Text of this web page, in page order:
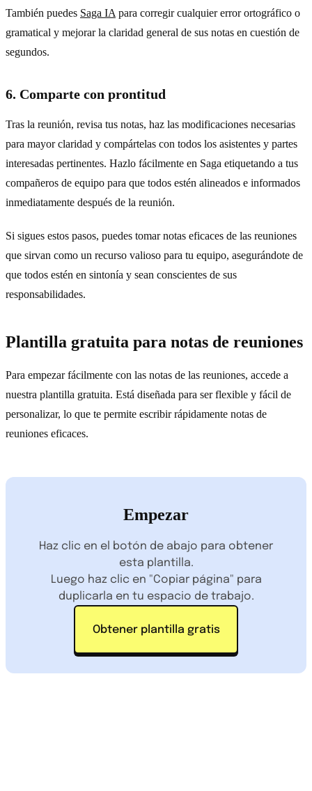
También puedes Saga IA para corregir cualquier error ortográfico o
gramatical y mejorar la claridad general de sus notas en cuestión de
segundos.
6. Comparte con prontitud
Tras la reunión, revisa tus notas, haz las modificaciones necesarias
para mayor claridad y compártelas con todos los asistentes y partes
interesadas pertinentes. Hazlo fácilmente en Saga etiquetando a tus
compañeros de equipo para que todos estén alineados e informados
inmediatamente después de la reunión.
Si sigues estos pasos, puedes tomar notas eficaces de las reuniones
que sirvan como un recurso valioso para tu equipo, asegurándote de
que todos estén en sintonía y sean conscientes de sus
responsabilidades.
Plantilla gratuita para notas de reuniones
Para empezar fácilmente con las notas de las reuniones, accede a
nuestra plantilla gratuita. Está diseñada para ser flexible y fácil de
personalizar, lo que te permite escribir rápidamente notas de
reuniones eficaces.
Empezar
Haz clic en el botón de abajo para obtener
esta plantilla.
Luego haz clic en "Copiar página" para
duplicarla en tu espacio de trabajo.
Obtener plantilla gratis